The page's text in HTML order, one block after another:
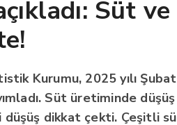
Süt
Kurumu, 2025 yılı
Süt üretiminde
düşüş dikkat çekti. Çeşitli